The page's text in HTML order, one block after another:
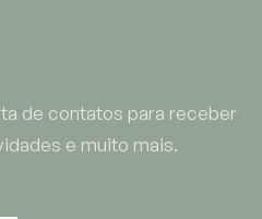
de contatos para receber
e muito mais.